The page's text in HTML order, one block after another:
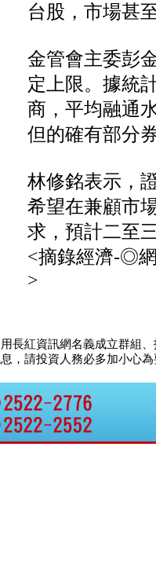
台股，市場甚
金管會主委彭
定上限。據統
商，平均融通
但的確有部分
林修銘表示，
希望在兼顧市
求，預計二至
<摘錄經濟-◎
>
長紅資訊網名義成立群組
，請投資人務必多加小心